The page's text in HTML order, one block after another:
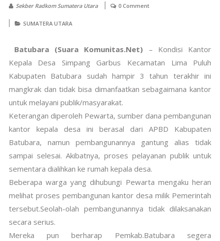
Sekber Radkom Sumatera Utara 0 Comment
SUMATERA UTARA
Batubara (Suara Komunitas.Net) – Kondisi Kantor
Kepala Desa Simpang Garbus Kecamatan Lima Puluh
Kabupaten Batubara sudah hampir 3 tahun terakhir ini
mangkrak dan tidak bisa dimanfaatkan sebagaimana kantor
untuk melayani publik/masyarakat.
Keterangan diperoleh Pewarta, sumber dana pembangunan
kantor kepala desa ini berasal dari APBD Kabupaten
Batubara, namun pembangunannya gantung alias tidak
sampai selesai. Akibatnya, proses pelayanan publik untuk
sementara dialihkan ke rumah kepala desa.
Beberapa warga yang dihubungi Pewarta mengaku heran
melihat proses pembangunan kantor desa milik Pemerintah
tersebut.Seolah-olah pembangunannya tidak dilaksanakan
secara serius.
Mereka pun berharap Pemkab.Batubara segera